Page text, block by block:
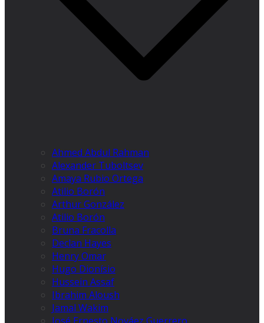
Ahmed Abdul Rahman
Alexander Tuboltsev
Amaya Rubio Ortega
Atilio Borón
Arthur González
Atilio Borón
Bruna Fracolla
Declan Hayes
Henry Omar
Hugo Dionísio
Hussein Assaf
Ibrahim Aloush
Jamal Wakim